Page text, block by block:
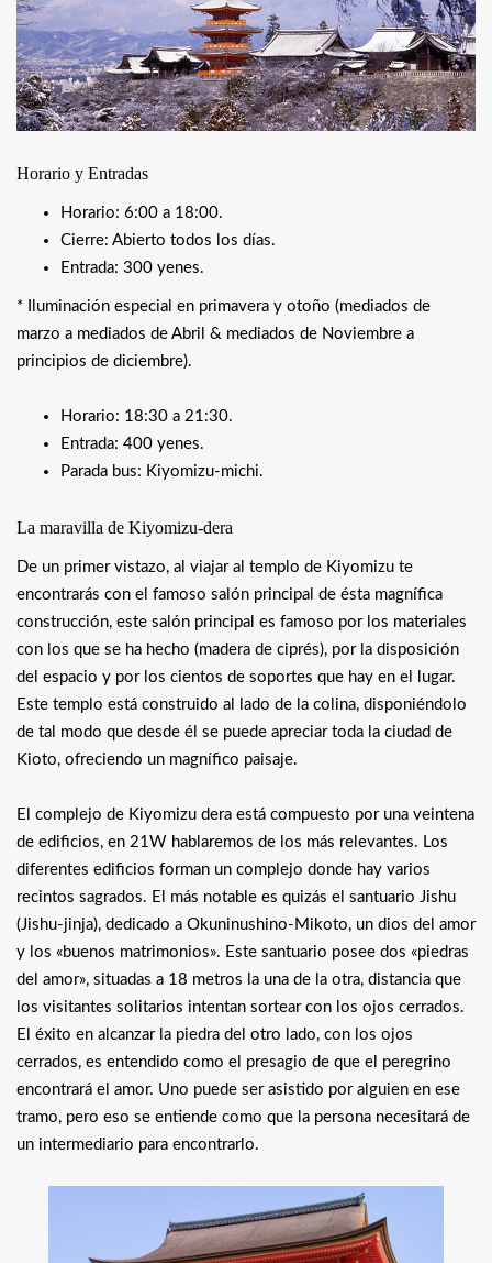
Horario y Entradas
Horario: 6:00 a 18:00.
Cierre: Abierto todos los días.
Entrada: 300 yenes.
* Iluminación especial en primavera y otoño (mediados de
marzo a mediados de Abril & mediados de Noviembre a
principios de diciembre).
Horario: 18:30 a 21:30.
Entrada: 400 yenes.
Parada bus: Kiyomizu-michi.
La maravilla de Kiyomizu-dera
De un primer vistazo, al viajar al templo de Kiyomizu te
encontrarás con el famoso salón principal de ésta magnífica
construcción, este salón principal es famoso por los materiales
con los que se ha hecho (madera de ciprés), por la disposición
del espacio y por los cientos de soportes que hay en el lugar.
Este templo está construido al lado de la colina, disponiéndolo
de tal modo que desde él se puede apreciar toda la ciudad de
Kioto, ofreciendo un magnífico paisaje.
El complejo de Kiyomizu dera está compuesto por una veintena
de edificios, en 21W hablaremos de los más relevantes. Los
diferentes edificios forman un complejo donde hay varios
recintos sagrados. El más notable es quizás el santuario Jishu
(Jishu-jinja), dedicado a Okuninushino-Mikoto, un dios del amor
y los «buenos matrimonios». Este santuario posee dos «piedras
del amor», situadas a 18 metros la una de la otra, distancia que
los visitantes solitarios intentan sortear con los ojos cerrados.
El éxito en alcanzar la piedra del otro lado, con los ojos
cerrados, es entendido como el presagio de que el peregrino
encontrará el amor. Uno puede ser asistido por alguien en ese
tramo, pero eso se entiende como que la persona necesitará de
un intermediario para encontrarlo.